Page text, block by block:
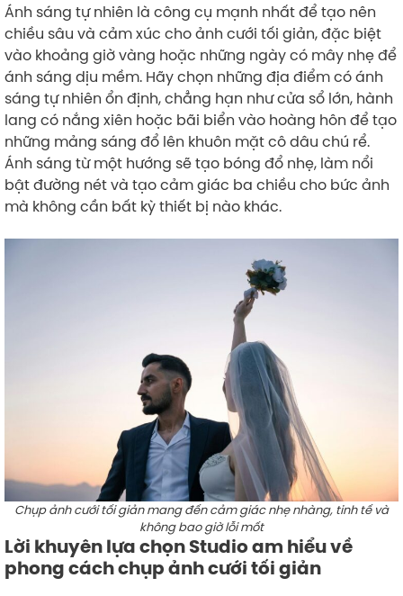
Ánh sáng tự nhiên là công cụ mạnh nhất để tạo nên
chiều sâu và cảm xúc cho ảnh cưới tối giản, đặc biệt
vào khoảng giờ vàng hoặc những ngày có mây nhẹ để
ánh sáng dịu mềm. Hãy chọn những địa điểm có ánh
sáng tự nhiên ổn định, chẳng hạn như cửa sổ lớn, hành
lang có nắng xiên hoặc bãi biển vào hoàng hôn để tạo
những mảng sáng đổ lên khuôn mặt cô dâu chú rể.
Ánh sáng từ một hướng sẽ tạo bóng đổ nhẹ, làm nổi
bật đường nét và tạo cảm giác ba chiều cho bức ảnh
mà không cần bất kỳ thiết bị nào khác.
Chụp ảnh cưới tối giản mang đến cảm giác nhẹ nhàng, tinh tế và
không bao giờ lỗi mốt
Lời khuyên lựa chọn Studio am hiểu về
phong cách chụp ảnh cưới tối giản